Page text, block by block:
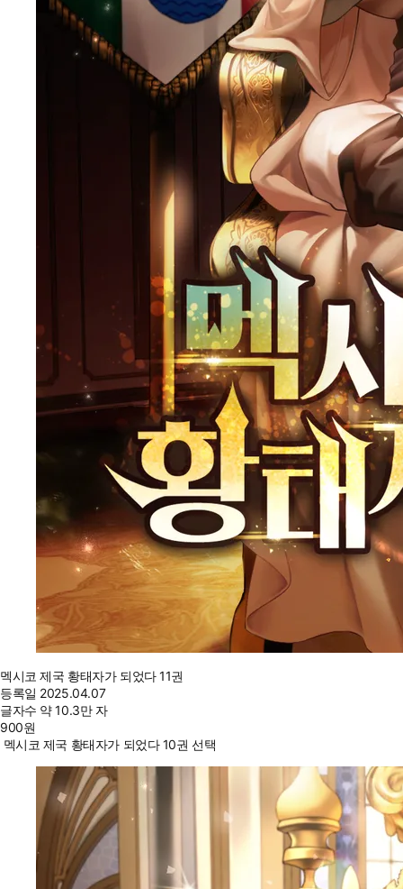
멕시코 제국 황태자가 되었다 11권
등록일 2025.04.07
글자수 약 10.3만 자
900원
멕시코 제국 황태자가 되었다 10권 선택